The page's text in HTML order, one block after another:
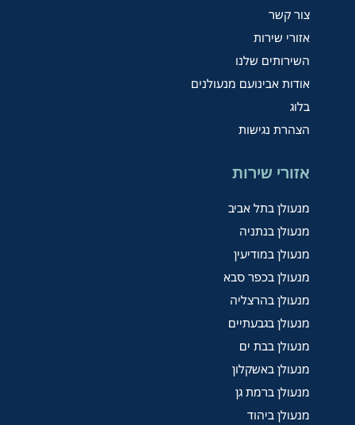
צור קשר
אזורי שירות
השירותים שלנו
אודות אבינועם מנעולנים
בלוג
הצהרת נגישות
אזורי שירות
מנעולן בתל אביב
מנעולן בנתניה
מנעולן במודיעין
מנעולן בכפר סבא
מנעולן בהרצליה
מנעולן בגבעתיים
מנעולן בבת ים
מנעולן באשקלון
מנעולן ברמת גן
מנעולן ביהוד